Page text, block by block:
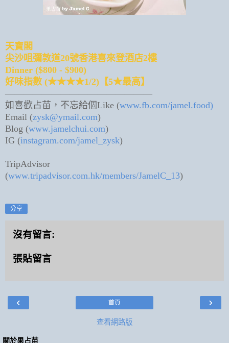
天寶閣
尖沙咀彌敦道20號香港喜來登酒店2樓
Dinner ($800 - $900)
好味指數 (★★★★1/2)【5★最高】
————————————————
如喜歡占苗，不忘給個Like (www.fb.com/jamel.food)
Email (zysk@ymail.com)
Blog (www.jamelchui.com)
IG (instagram.com/jamel_zysk)
TripAdvisor
(www.tripadvisor.com.hk/members/JamelC_13)
分享
沒有留言:
張貼留言
‹ ›
首頁
查看網路版
關於果占苗